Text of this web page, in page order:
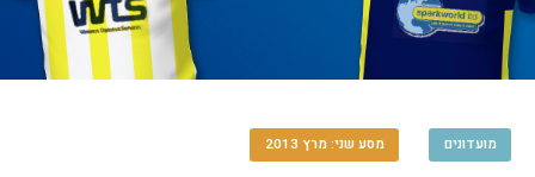
מועדונים מסע שני: מרץ 2013